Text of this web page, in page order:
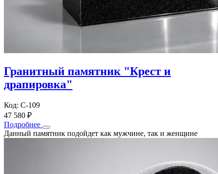
Гранитный памятник "Крест и
драпировка"
Код: С-109
47 580 ₽
Подробнее
Данный памятник подойдет как мужчине, так и женщине